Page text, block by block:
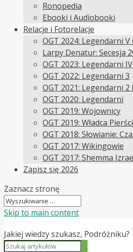
Ronopedia
Ebooki i Audiobooki
Relacje i Fotorelacje
OGT 2024: Legendarni V
Larpy Denatur: Secesja
OGT 2023: Legendarni IV
OGT 2022: Legendarni 3
OGT 2021: Legendarni 2
OGT 2020: Legendarni
OGT 2019: Wojownicy
OGT 2019: Władca
OGT 2018: Słowianie:
OGT 2017: Wikingowie
OGT 2017: Shemma
Zapisz się 2026
Zaznacz stronę
Skip to main content
Jakiej wiedzy szukasz, Podróżniku?